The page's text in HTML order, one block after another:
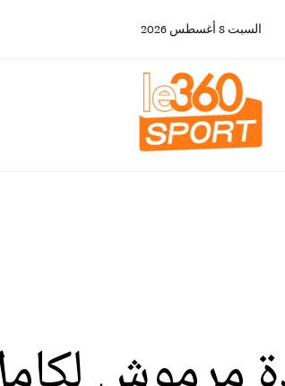
السبت 8 أغسطس 2026
مرموش